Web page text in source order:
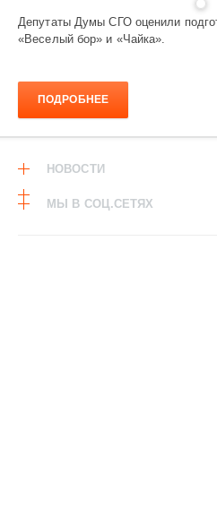
Депутаты Думы СГО оценили
«Веселый бор» и «Чайка».
ПОДРОБНЕЕ
НОВОСТИ
МЫ В СОЦ.СЕТЯХ